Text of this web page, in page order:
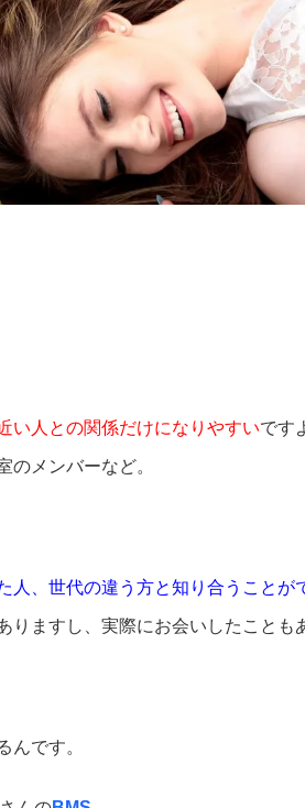
い人との関係だけになりやすいです
のメンバーなど。
、世代の違う方と知り合うことが
ますし、実際にお会いしたことも
んです。